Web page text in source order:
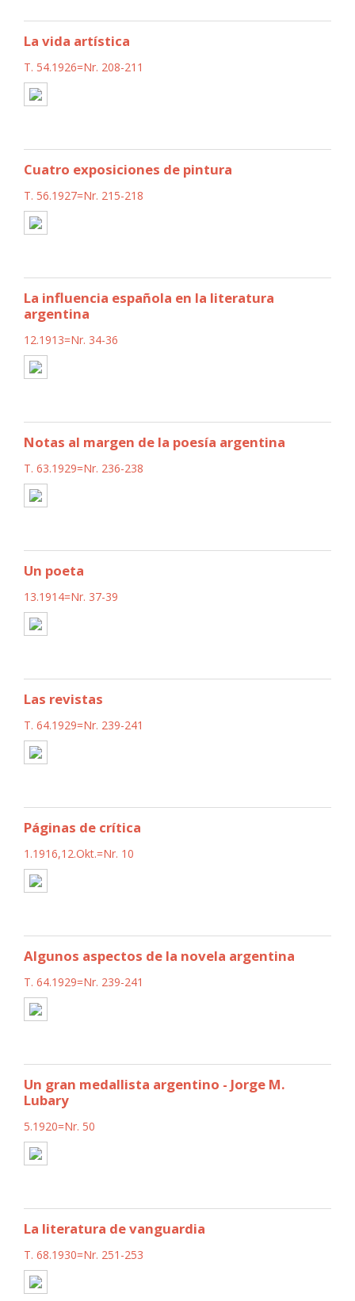
La vida artística
T. 54.1926=Nr. 208-211
Cuatro exposiciones de pintura
T. 56.1927=Nr. 215-218
La influencia española en la literatura
argentina
12.1913=Nr. 34-36
Notas al margen de la poesía argentina
T. 63.1929=Nr. 236-238
Un poeta
13.1914=Nr. 37-39
Las revistas
T. 64.1929=Nr. 239-241
Páginas de crítica
1.1916,12.Okt.=Nr. 10
Algunos aspectos de la novela argentina
T. 64.1929=Nr. 239-241
Un gran medallista argentino - Jorge M.
Lubary
5.1920=Nr. 50
La literatura de vanguardia
T. 68.1930=Nr. 251-253